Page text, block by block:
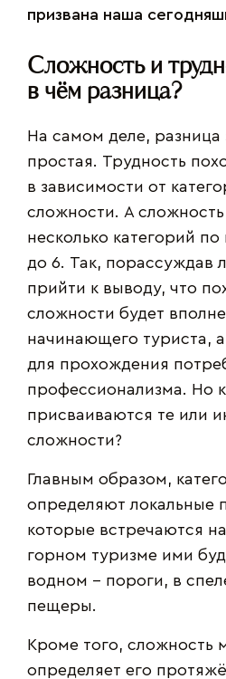
призвана наша
Сложность и
в чём разница?
На самом деле, разница
простая. Трудность
в зависимости от
сложности. А сложность
несколько категорий
до 6. Так, порассуждав
прийти к выводу, что
сложности будет
начинающего туриста,
для прохождения
профессионализма. Но
присваиваются те или
сложности?
Главным образом,
определяют локальные
которые встречаются
горном туризме ими
водном – пороги, в
пещеры.
Кроме того, сложность
определяет его